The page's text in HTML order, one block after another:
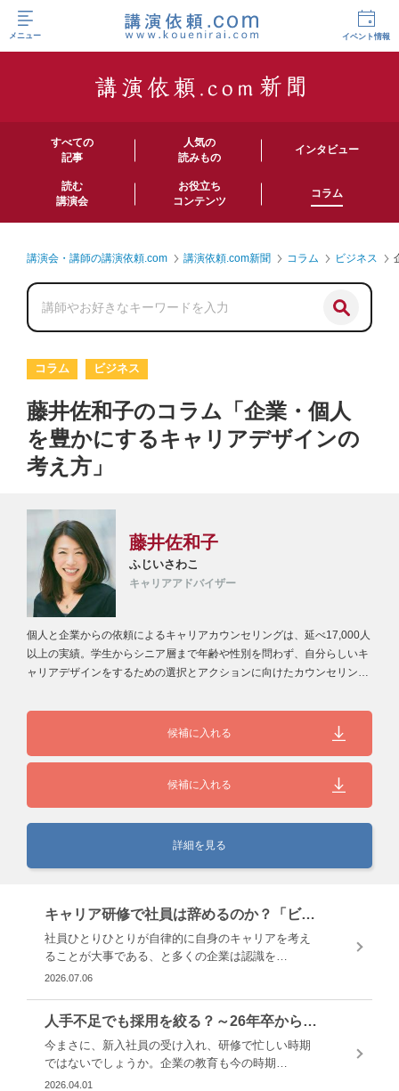
メニュー イベント情報
すべての
記事
人気の
読みもの
インタビュー
読む
講演会
お役立ち
コンテンツ
コラム
講演会・講師の講演依頼.com 講演依頼.com新聞 コラム ビジネス
コラム ビジネス
藤井佐和子のコラム「企業・個人
を豊かにするキャリアデザインの
考え方」
藤井佐和子
ふじいさわこ
キャリアアドバイザー
個人と企業からの依頼によるキャリアカウンセリングは、延べ17,000人
以上の実績。学生からシニア層まで年齢や性別を問わず、自分らしいキ
ャリアデザインをするための選択とアクションに向けたカウンセリング
候補に入れる
候補に入れる
詳細を見る
キャリア研修で社員は辞めるのか？「ビッグステイ」が示す企業の新たな向き合い方
社員ひとりひとりが自律的に自身のキャリアを考え
ることが大事である、と多くの企業は認識を…
2026.07.06
人手不足でも採用を絞る？～26年卒から見える、新しい採用モデルへの転換点
今まさに、新入社員の受け入れ、研修で忙しい時期
ではないでしょうか。企業の教育も今の時期…
2026.04.01